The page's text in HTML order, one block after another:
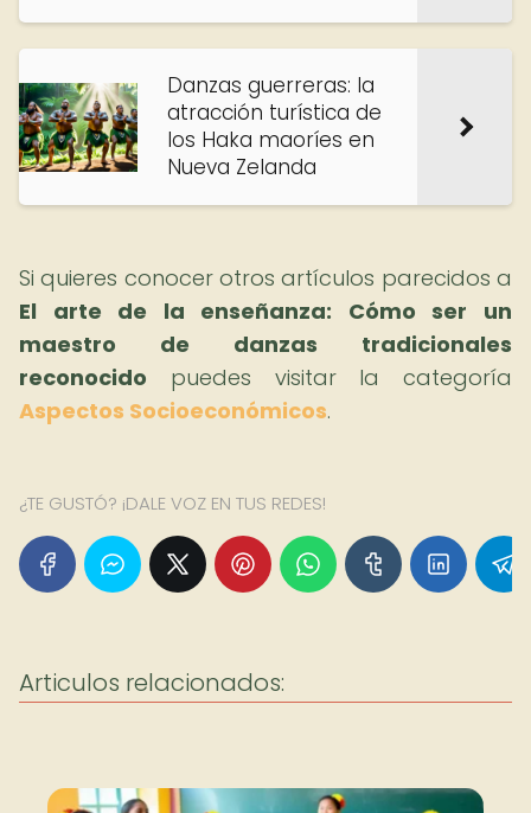
Danzas guerreras: la
atracción turística de
los Haka maoríes en
Nueva Zelanda
Si quieres conocer otros artículos parecidos a
El arte de la enseñanza: Cómo ser un
maestro de danzas tradicionales
reconocido puedes visitar la categoría
Aspectos Socioeconómicos.
¿TE GUSTÓ? ¡DALE VOZ EN TUS REDES!
Articulos relacionados: